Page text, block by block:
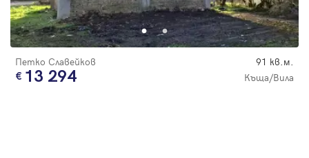
Петко Славейков 91 кв.м.
13 294 Къща/Вила
Парола